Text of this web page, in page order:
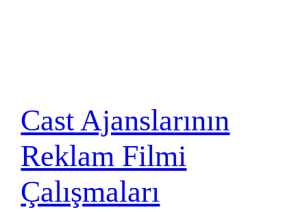
Cast Ajanslarının
Reklam Filmi
Çalışmaları